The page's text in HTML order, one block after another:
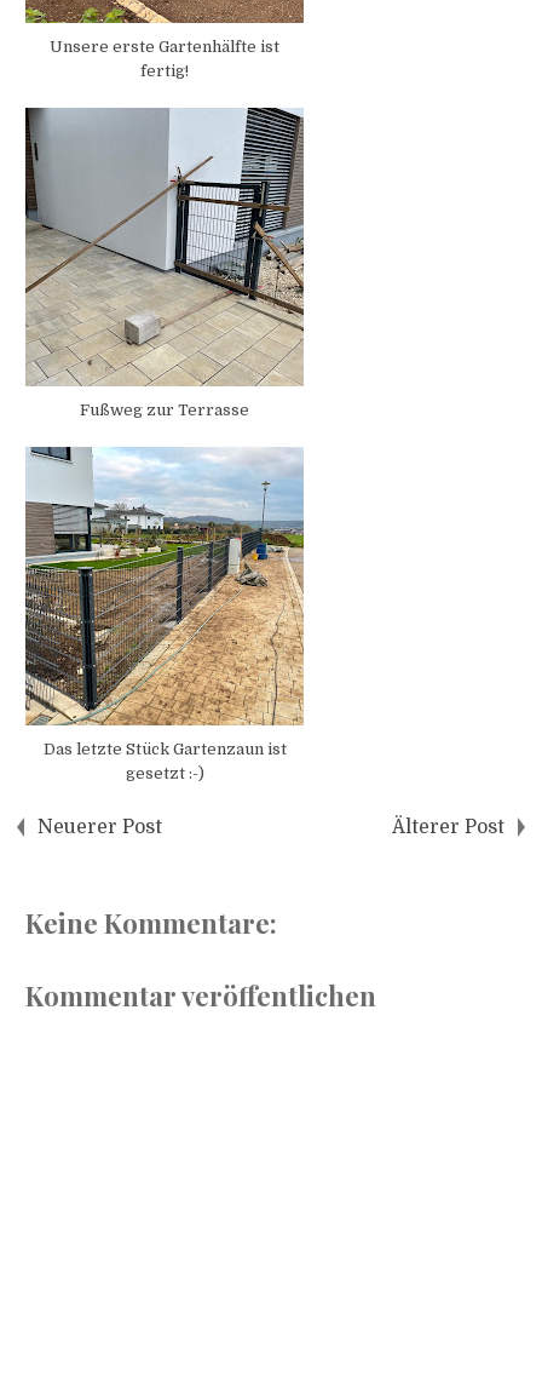
Unsere erste Gartenhälfte ist
fertig!
Fußweg zur Terrasse
Das letzte Stück Gartenzaun ist
gesetzt :-)
Neuerer Post Älterer Post
Keine Kommentare:
Kommentar veröffentlichen